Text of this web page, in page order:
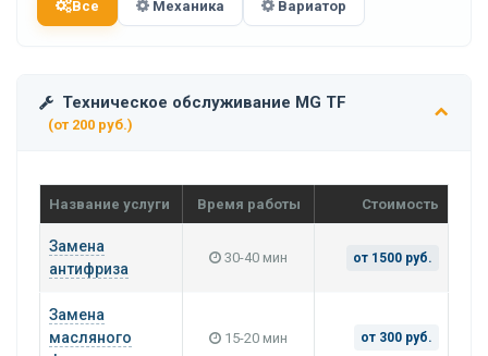
Все Механика Вариатор
Техническое обслуживание MG TF
(от 200 руб.)
Название услуги Время работы Стоимость
Замена
антифриза
30-40 мин от 1500 руб.
Замена
масляного
15-20 мин от 300 руб.